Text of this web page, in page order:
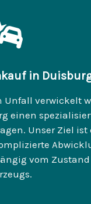
in
Unfall verwickelt
einen
Unser Ziel ist
vom Zustand